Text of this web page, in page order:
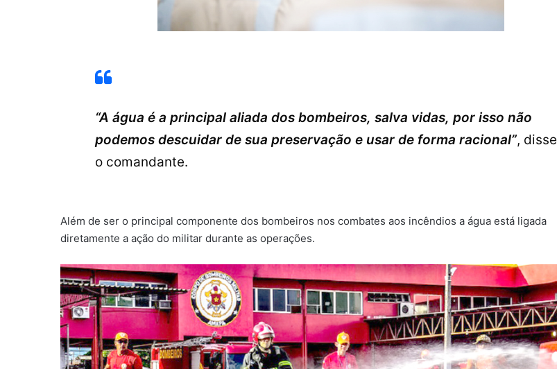
“A água é a principal aliada dos bombeiros, salva vidas, por isso não
podemos descuidar de sua preservação e usar de forma racional”, disse
o comandante.
Além de ser o principal componente dos bombeiros nos combates aos incêndios a água está ligada
diretamente a ação do militar durante as operações.